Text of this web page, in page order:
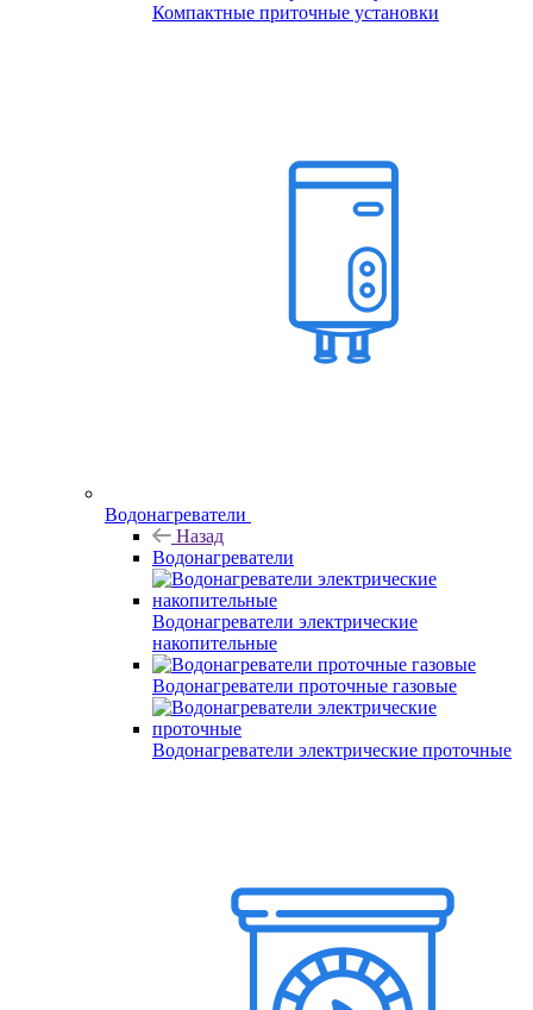
Компактные приточные установки
Водонагреватели
Назад
Водонагреватели
Водонагреватели электрические
накопительные
Водонагреватели проточные газовые
Водонагреватели электрические проточные